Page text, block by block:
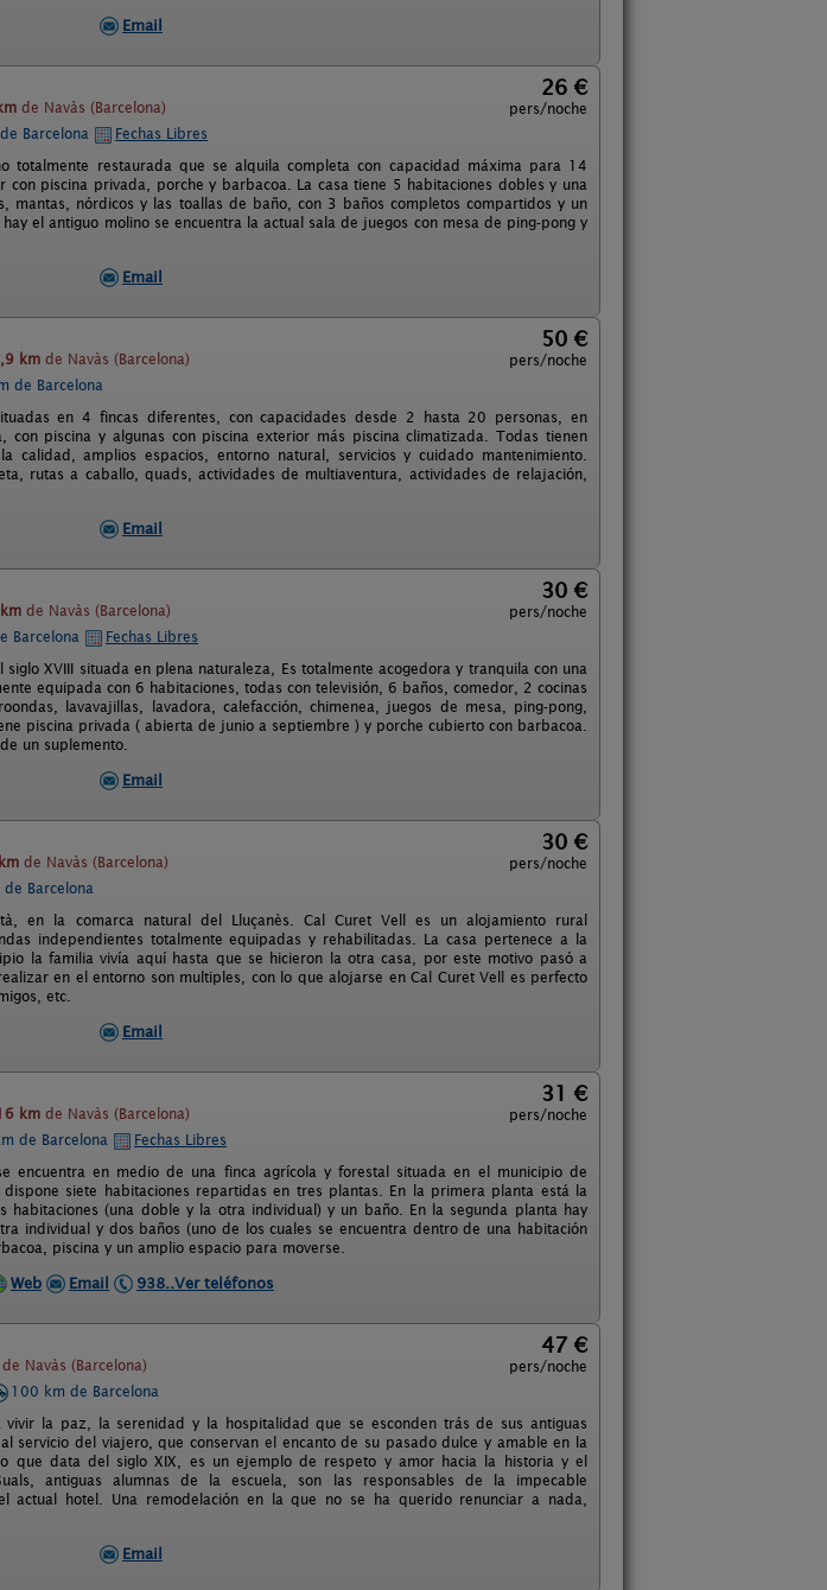
Email
de Navàs (Barcelona)
26 €
pers/noche
Barcelona
Fechas Libres
totalmente restaurada que se alquila completa con capacidad máxima para 14
piscina privada, porche y barbacoa. La casa tiene 5 habitaciones dobles y una
mantas, nórdicos y las toallas de baño, con 3 baños completos compartidos y un
el antiguo molino se encuentra la actual sala de juegos con mesa de ping-pong y
Email
km de Navàs (Barcelona)
50 €
pers/noche
de Barcelona
en 4 fincas diferentes, con capacidades desde 2 hasta 20 personas, en
con piscina y algunas con piscina exterior más piscina climatizada. Todas tienen
calidad, amplios espacios, entorno natural, servicios y cuidado mantenimiento.
rutas a caballo, quads, actividades de multiaventura, actividades de relajación,
Email
de Navàs (Barcelona)
30 €
pers/noche
Barcelona
Fechas Libres
XVIII situada en plena naturaleza, Es totalmente acogedora y tranquila con una
equipada con 6 habitaciones, todas con televisión, 6 baños, comedor, 2 cocinas
lavavajillas, lavadora, calefacción, chimenea, juegos de mesa, ping-pong,
piscina privada ( abierta de junio a septiembre ) y porche cubierto con barbacoa.
un suplemento.
Email
de Navàs (Barcelona)
30 €
pers/noche
Barcelona
en la comarca natural del Lluçanès. Cal Curet Vell es un alojamiento rural
independientes totalmente equipadas y rehabilitadas. La casa pertenece a la
la familia vivía aquí hasta que se hicieron la otra casa, por este motivo pasó a
en el entorno son multiples, con lo que alojarse en Cal Curet Vell es perfecto
etc.
Email
km de Navàs (Barcelona)
31 €
pers/noche
de Barcelona
Fechas Libres
encuentra en medio de una finca agrícola y forestal situada en el municipio de
siete habitaciones repartidas en tres plantas. En la primera planta está la
habitaciones (una doble y la otra individual) y un baño. En la segunda planta hay
individual y dos baños (uno de los cuales se encuentra dentro de una habitación
piscina y un amplio espacio para moverse.
Web
Email 938..Ver teléfonos
de Navàs (Barcelona)
47 €
pers/noche
100 km de Barcelona
la paz, la serenidad y la hospitalidad que se esconden trás de sus antiguas
servicio del viajero, que conservan el encanto de su pasado dulce y amable en la
que data del siglo XIX, es un ejemplo de respeto y amor hacia la historia y el
antiguas alumnas de la escuela, son las responsables de la impecable
actual hotel. Una remodelación en la que no se ha querido renunciar a nada,
Email